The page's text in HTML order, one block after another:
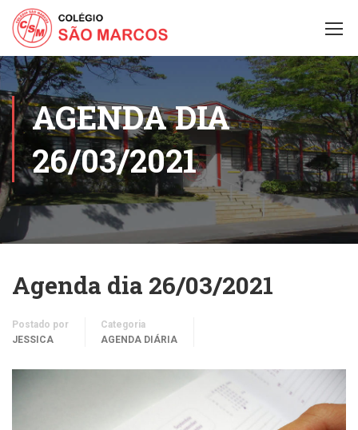
AGENDA DIA
26/03/2021
Agenda dia 26/03/2021
Postado por
JESSICA
Categoria
AGENDA DIÁRIA